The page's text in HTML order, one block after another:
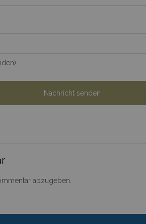
abzugeben.